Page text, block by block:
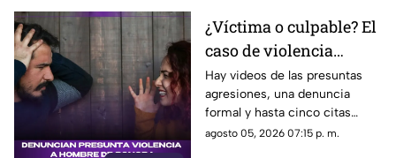
fuertes. ¿Qué dijeron las
autoridades y qué sigue en el
caso?
¿Víctima o culpable? El
caso de violencia
contra los hombres en
Sonora que está
generando
conversación en redes
Hay videos de las presuntas
agresiones, una denuncia
formal y hasta cinco citas
psicológicas canceladas; aun
agosto 05, 2026 07:15 p. m.